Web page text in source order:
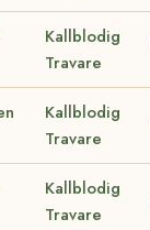
Kallblodig
Travare
Kallblodig
Travare
Kallblodig
Travare